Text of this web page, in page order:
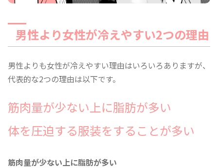
男性より女性が冷えやすい2つの理由
男性よりも女性が冷えやすい理由はいろいろありますが、
代表的な2つの理由は以下です。
筋肉量が少ない上に脂肪が多い
体を圧迫する服装をすることが多い
筋肉量が少ない上に脂肪が多い